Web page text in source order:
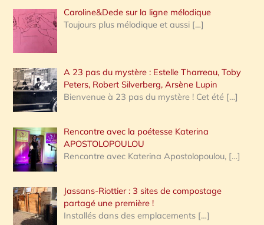
Caroline&Dede sur la ligne mélodique
Toujours plus mélodique et aussi […]
A 23 pas du mystère : Estelle Tharreau, Toby
Peters, Robert Silverberg, Arsène Lupin
Bienvenue à 23 pas du mystère ! Cet été […]
Rencontre avec la poétesse Katerina
APOSTOLOPOULOU
Rencontre avec Katerina Apostolopoulou, […]
Jassans-Riottier : 3 sites de compostage
partagé une première !
Installés dans des emplacements […]